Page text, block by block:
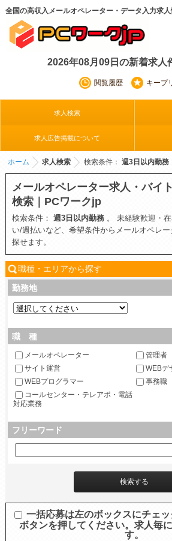
全国の高収入メールオペレーター・データ入力求
2026年08月09日の新着求人
閲覧履歴 キープ
求人検索
求人広告掲載について
ホーム 求人検索 検索条件： 週3日以内勤務
メールオペレーター求人・バイ
検索｜PCワークjp
検索条件： 週3日以内勤務 。 未経験歓迎・
い/週払いなど、希望条件からメールオペレ
探せます。
職種・エリアから探す
勤務地
職 種
メールオペレーター
管理者
サイト運営
WEBデ
WEBプログラマー
事務職
コールセンター・テレアポ・電話
対応業務
フリーワード
一括応募は左のボックスにチェ
ボタンを押してください。求人毎
す。